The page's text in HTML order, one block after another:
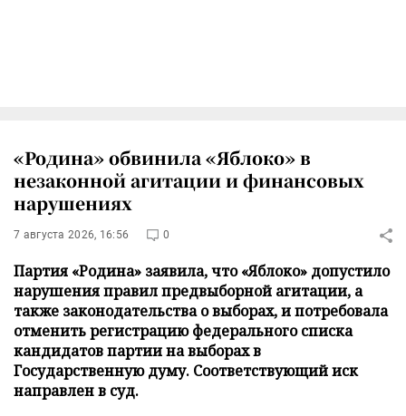
«Родина» обвинила «Яблоко» в
незаконной агитации и финансовых
нарушениях
7 августа 2026, 16:56 0
Партия «Родина» заявила, что «Яблоко» допустило
нарушения правил предвыборной агитации, а
также законодательства о выборах, и потребовала
отменить регистрацию федерального списка
кандидатов партии на выборах в
Государственную думу. Соответствующий иск
направлен в суд.